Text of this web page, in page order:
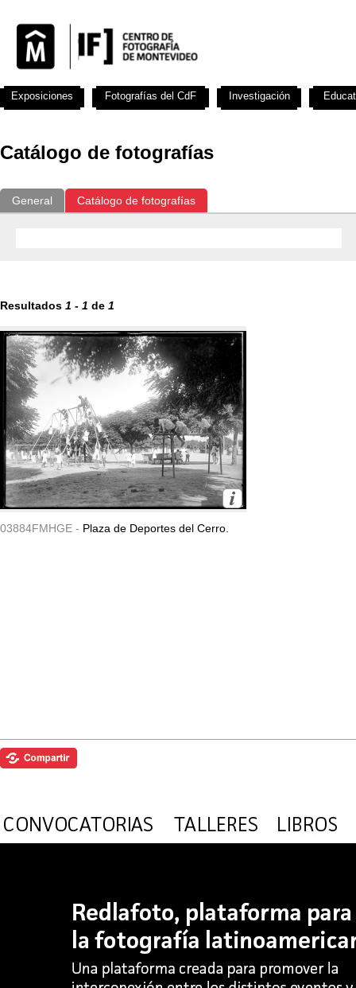
Catálogo de fotografías
General Catálogo de fotografías
Resultados 1 - 1 de 1
03884FMHGE - Plaza de Deportes del Cerro.
Exposiciones Fotografías del CdF Investigación